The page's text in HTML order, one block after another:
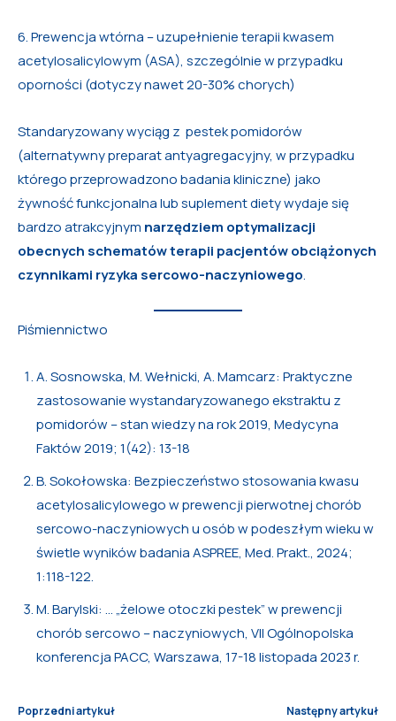
6. Prewencja wtórna – uzupełnienie terapii kwasem
acetylosalicylowym (ASA), szczególnie w przypadku
oporności (dotyczy nawet 20-30% chorych)
Standaryzowany wyciąg z pestek pomidorów
(alternatywny preparat antyagregacyjny, w przypadku
którego przeprowadzono badania kliniczne) jako
żywność funkcjonalna lub suplement diety wydaje się
bardzo atrakcyjnym narzędziem optymalizacji
obecnych schematów terapii pacjentów obciążonych
czynnikami ryzyka sercowo-naczyniowego.
Piśmiennictwo
A. Sosnowska, M. Wełnicki, A. Mamcarz: Praktyczne
zastosowanie wystandaryzowanego ekstraktu z
pomidorów – stan wiedzy na rok 2019, Medycyna
Faktów 2019; 1(42): 13-18
B. Sokołowska: Bezpieczeństwo stosowania kwasu
acetylosalicylowego w prewencji pierwotnej chorób
sercowo-naczyniowych u osób w podeszłym wieku w
świetle wyników badania ASPREE, Med. Prakt., 2024;
1:118-122.
M. Barylski: … „żelowe otoczki pestek” w prewencji
chorób sercowo – naczyniowych, VII Ogólnopolska
konferencja PACC, Warszawa, 17-18 listopada 2023 r.
Poprzedni artykuł Następny artykuł